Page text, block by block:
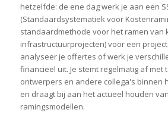
hetzelfde: de ene dag werk je aan een
(Standaardsystematiek voor
standaardmethode voor het ramen van
infrastructuurprojecten) voor een
analyseer je offertes of werk je
financieel uit. Je stemt regelmatig af met
ontwerpers en andere collega's binnen
en draagt bij aan het actueel houden
ramingsmodellen.